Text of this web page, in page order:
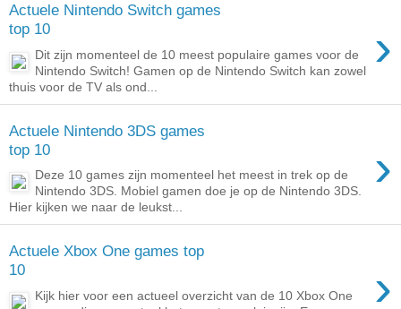
Actuele Nintendo Switch games
top 10
›
Dit zijn momenteel de 10 meest populaire games voor de
Nintendo Switch! Gamen op de Nintendo Switch kan zowel
thuis voor de TV als ond...
Actuele Nintendo 3DS games
top 10
›
Deze 10 games zijn momenteel het meest in trek op de
Nintendo 3DS. Mobiel gamen doe je op de Nintendo 3DS.
Hier kijken we naar de leukst...
Actuele Xbox One games top
10
›
Kijk hier voor een actueel overzicht van de 10 Xbox One